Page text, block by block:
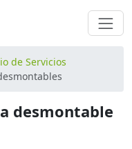
de Servicios
desmontable